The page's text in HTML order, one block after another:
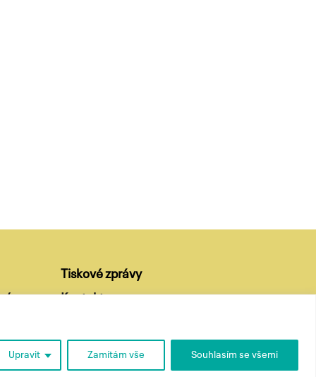
Upravit Zamítám vše Souhlasím se všemi
Tiskové zprávy